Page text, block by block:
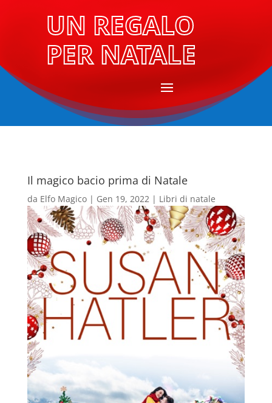
UN REGALO
PER NATALE
Il magico bacio prima di Natale
da Elfo Magico| Gen 19, 2022| Libri di natale